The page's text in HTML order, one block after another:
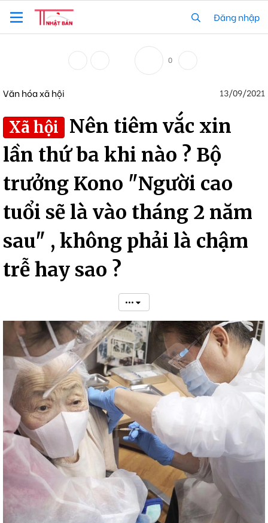
Đăng nhập
0
Văn hóa xã hội 13/09/2021
Xã hội
Nên tiêm vắc xin
lần thứ ba khi nào ? Bộ
trưởng Kono "Người cao
tuổi sẽ là vào tháng 2 năm
sau" , không phải là chậm
trễ hay sao ?
•••